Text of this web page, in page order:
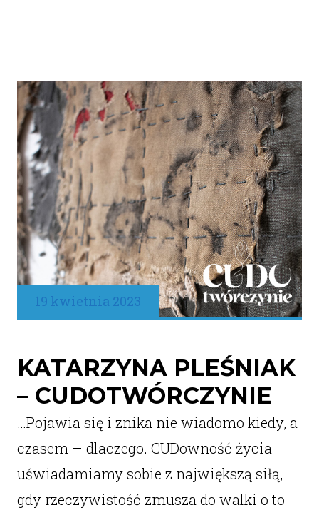
19 kwietnia 2023
KATARZYNA PLEŚNIAK
– CUDOTWÓRCZYNIE
…Pojawia się i znika nie wiadomo kiedy, a
czasem – dlaczego. CUDowność życia
uświadamiamy sobie z największą siłą,
gdy rzeczywistość zmusza do walki o to